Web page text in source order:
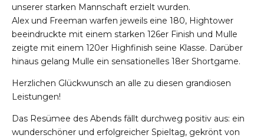
unserer starken Mannschaft erzielt wurden.
Alex und Freeman warfen jeweils eine 180, Hightower
beeindruckte mit einem starken 126er Finish und Mulle
zeigte mit einem 120er Highfinish seine Klasse. Darüber
hinaus gelang Mulle ein sensationelles 18er Shortgame.
Herzlichen Glückwunsch an alle zu diesen grandiosen
Leistungen!
Das Resümee des Abends fällt durchweg positiv aus: ein
wunderschöner und erfolgreicher Spieltag, gekrönt von